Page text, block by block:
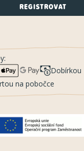
REGISTROVAT
Dobírkou
na pobočce